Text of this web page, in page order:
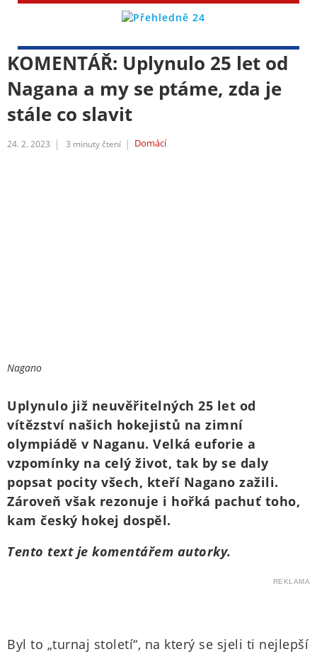
KOMENTÁŘ: Uplynulo 25 let od
Nagana a my se ptáme, zda je
stále co slavit
24. 2. 2023 3 minuty čtení Domácí
Nagano
Uplynulo již neuvěřitelných 25 let od
vítězství našich hokejistů na zimní
olympiádě v Naganu. Velká euforie a
vzpomínky na celý život, tak by se daly
popsat pocity všech, kteří Nagano zažili.
Zároveň však rezonuje i hořká pachuť toho,
kam český hokej dospěl.
Tento text je komentářem autorky.
REKLAMA
Byl to „turnaj století“, na který se sjeli ti nejlepší